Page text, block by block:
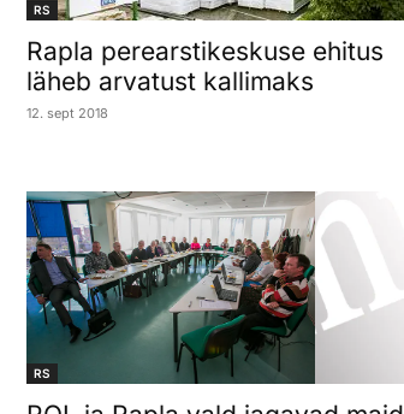
RS
Rapla perearstikeskuse ehitus
läheb arvatust kallimaks
12. sept 2018
RS